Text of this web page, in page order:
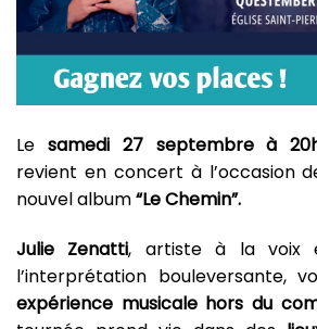
Le samedi 27 septembre à
revient en concert à l’occasion
nouvel album“Le Chemin”.
Julie Zenatti, artiste à la voix
l’interprétation bouleversante,
expérience musicale hors du